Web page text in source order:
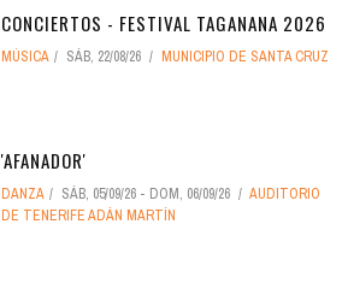
CONCIERTOS - FESTIVAL TAGANANA 2026
MÚSICA SÁB, 22/08/26 MUNICIPIO DE SANTA CRUZ
'AFANADOR'
DANZA SÁB, 05/09/26 - DOM, 06/09/26
AUDITORIO
DE TENERIFE ADÁN MARTÍN